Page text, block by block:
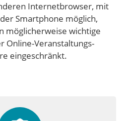
Internetbrowser, mit
Smartphone möglich,
möglicherweise wichtige
Online-Veranstaltungs-
eingeschränkt.